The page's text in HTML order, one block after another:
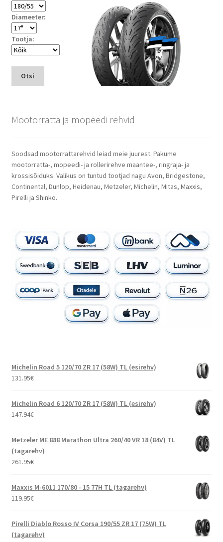
Diameeter:
Tootja:
Otsi
Mootorratta ja mopeedi rehvid
Soodsad mootorrattarehvid leiad meie juurest. Pakume
mootorratta-, mopeedi- ja rollerirehve maantee-, ringraja- ja
krossisõiduks. Valikus on tuntud tootjad nagu Avon, Bridgestone,
Continental, Dunlop, Heidenau, Metzeler, Michelin, Mitas, Maxxis,
Pirelli ja Shinko.
Michelin Road 5 120/70 ZR 17 (58W) TL (esirehv)
131.95€
Michelin Road 6 120/70 ZR 17 (58W) TL (esirehv)
147.94€
Metzeler ME 888 Marathon Ultra 260/40 VR 18 (84V) TL
(tagarehv)
261.95€
Maxxis M-6011 170/80 - 15 77H TL (tagarehv)
119.95€
Pirelli Diablo Rosso IV Corsa 190/55 ZR 17 (75W) TL
(tagarehv)